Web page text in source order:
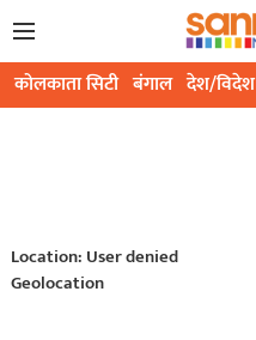
कोलकाता सिटी बंगाल देश/विदेश
Location: User denied
Geolocation